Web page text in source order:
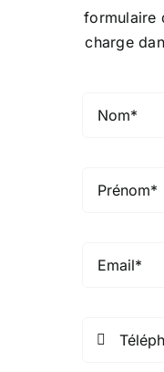
Conseil de
formulaire
charge